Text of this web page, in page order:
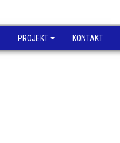
PROJEKT KONTAKT